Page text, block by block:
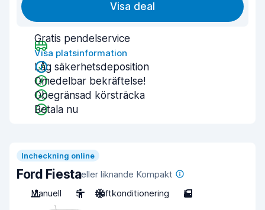
Visa deal
Gratis pendelservice
Visa platsinformation
Låg säkerhetsdeposition
Omedelbar bekräftelse!
Obegränsad körsträcka
Betala nu
Incheckning online
Ford Fiestaeller liknande Kompakt
Manuell
5 Luftkonditionering 5